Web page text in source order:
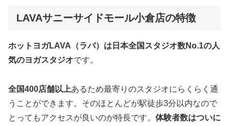
LAVAサニーサイドモール小倉店の特徴
ホットヨガLAVA（ラバ）は日本全国スタジオ数No.1の人
気のヨガスタジオです。
全国400店舗以上あるため最寄りのスタジオにらくらく通
うことができます。そのほとんどが駅徒歩3分以内なので
とってもアクセスが良いのが特長です。 体験者数はついに